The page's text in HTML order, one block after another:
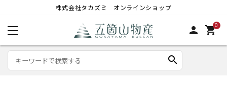
株式会社タカズミ オンラインショップ
person 0
shopping_cart
search